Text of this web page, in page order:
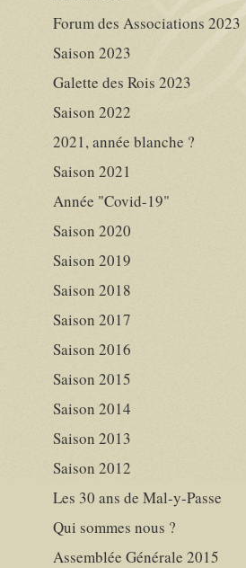
Forum des Associations 2023
Saison 2023
Galette des Rois 2023
Saison 2022
2021, année blanche ?
Saison 2021
Année "Covid-19"
Saison 2020
Saison 2019
Saison 2018
Saison 2017
Saison 2016
Saison 2015
Saison 2014
Saison 2013
Saison 2012
Les 30 ans de Mal-y-Passe
Qui sommes nous ?
Assemblée Générale 2015